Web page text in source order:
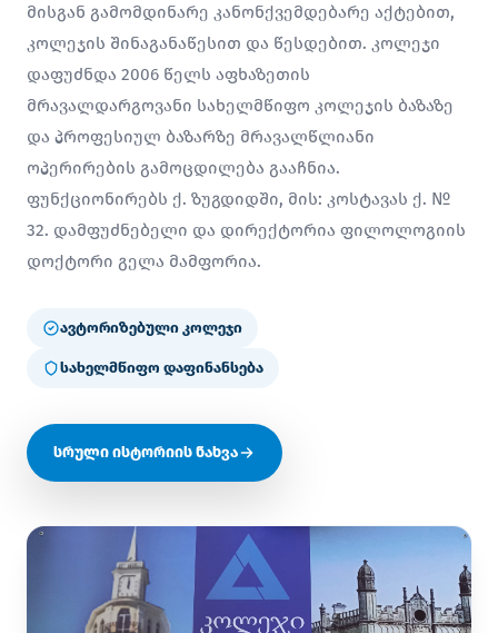
მისგან გამომდინარე კანონქვემდებარე აქტებით,
კოლეჯის შინაგანაწესით და წესდებით. კოლეჯი
დაფუძნდა 2006 წელს აფხაზეთის
მრავალდარგოვანი სახელმწიფო კოლეჯის ბაზაზე
და პროფესიულ ბაზარზე მრავალწლიანი
ოპერირების გამოცდილება გააჩნია.
ფუნქციონირებს ქ. ზუგდიდში, მის: კოსტავას ქ. №
32. დამფუძნებელი და დირექტორია ფილოლოგიის
დოქტორი გელა მამფორია.
ავტორიზებული კოლეჯი
სახელმწიფო დაფინანსება
სრული ისტორიის ნახვა